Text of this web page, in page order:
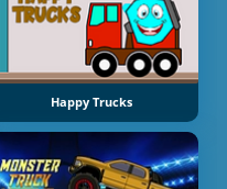
Happy Trucks